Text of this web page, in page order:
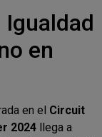
en
en el Circuit
2024 llega a